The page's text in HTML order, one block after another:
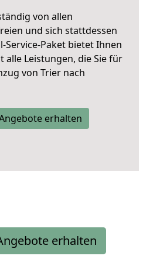
von allen
und sich stattdessen
Service-Paket bietet Ihnen
alle Leistungen, die Sie für
von Trier nach
erhalten
erhalten